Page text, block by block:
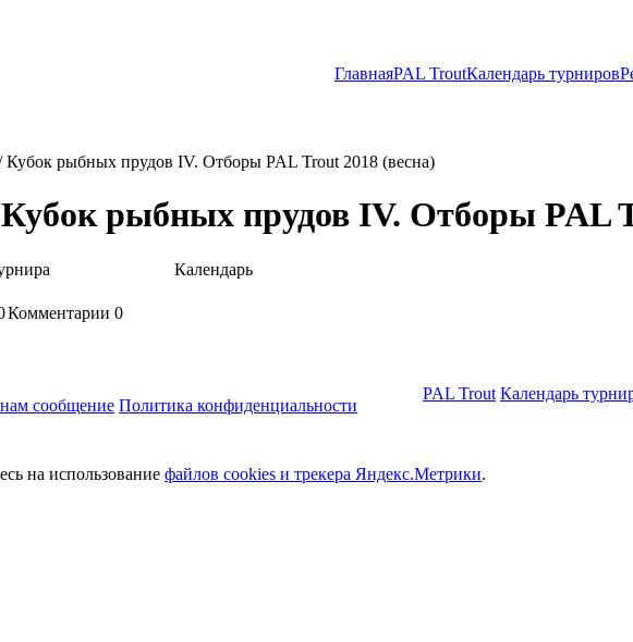
ГлавнаяPAL TroutКалендарь турниров
рыбных прудов IV. Отборы PAL Trout 2018 (весна)
рыбных прудов IV. Отборы PAL
Календарь
Комментарии 0
сообщение Политика конфиденциальности
PAL Trout Календарь
на использование файлов cookies и трекера Яндекс.Метрики.